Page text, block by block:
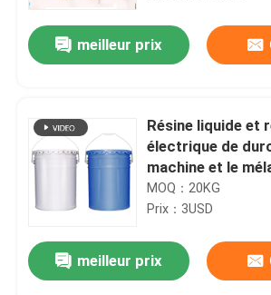
À la maison
meilleur prix
Résine liquide et
électrique de
machine et le
COULÉE
MOQ：20KG
Prix：3USD
meilleur prix